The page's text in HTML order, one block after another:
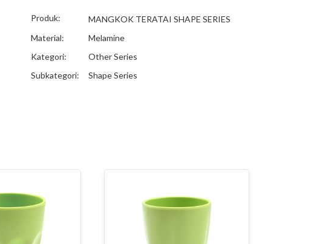
Produk:
MANGKOK TERATAI SHAPE SERIES
Material:
Melamine
Kategori:
Other Series
Subkategori:
Shape Series